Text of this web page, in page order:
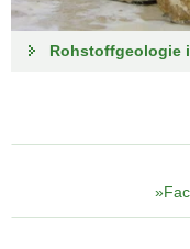
Rohstoffgeologie